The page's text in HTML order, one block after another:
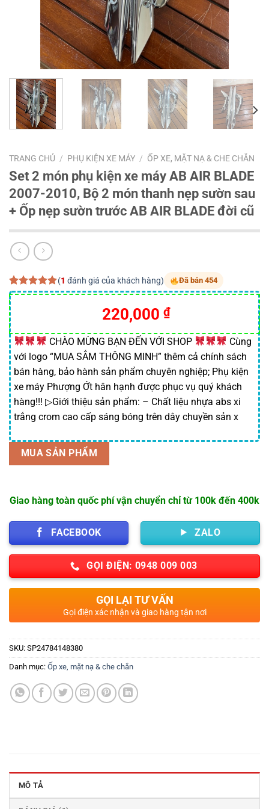
TRANG CHỦ / PHỤ KIỆN XE MÁY / ỐP XE, MẶT NẠ & CHE CHẮN
Set 2 món phụ kiện xe máy AB AIR BLADE
2007-2010, Bộ 2 món thanh nẹp sườn sau
+ Ốp nẹp sườn trước AB AIR BLADE đời cũ
5.00trên 5
dựa trên
1
đánh giá
(1 đánh giá của khách hàng) Đã bán 454
220,000 ₫
CHÀO MỪNG BẠN ĐẾN VỚI SHOP
Cùng
với logo “MUA SẮM THÔNG MINH” thêm cả chính sách
bán hàng, bảo hành sản phẩm chuyên nghiệp; Phụ kiện
xe máy Phượng Ớt hân hạnh được phục vụ quý khách
hàng!!! ▷Giới thiệu sản phẩm: – Chất liệu nhựa abs xi
trắng crom cao cấp sáng bóng trên dây chuyền sản x
MUA SẢN PHẨM
Giao hàng toàn quốc phí vận chuyển chỉ từ 100k đến 400k
FACEBOOK ZALO
GỌI ĐIỆN: 0948 009 003
GỌI LẠI TƯ VẤN
Gọi điện xác nhận và giao hàng tận nơi
SKU: SP24784148380
Danh mục: Ốp xe, mặt nạ & che chắn
MÔ TẢ